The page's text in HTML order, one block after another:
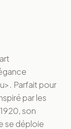
Parfait pour
par les
son
se déploie